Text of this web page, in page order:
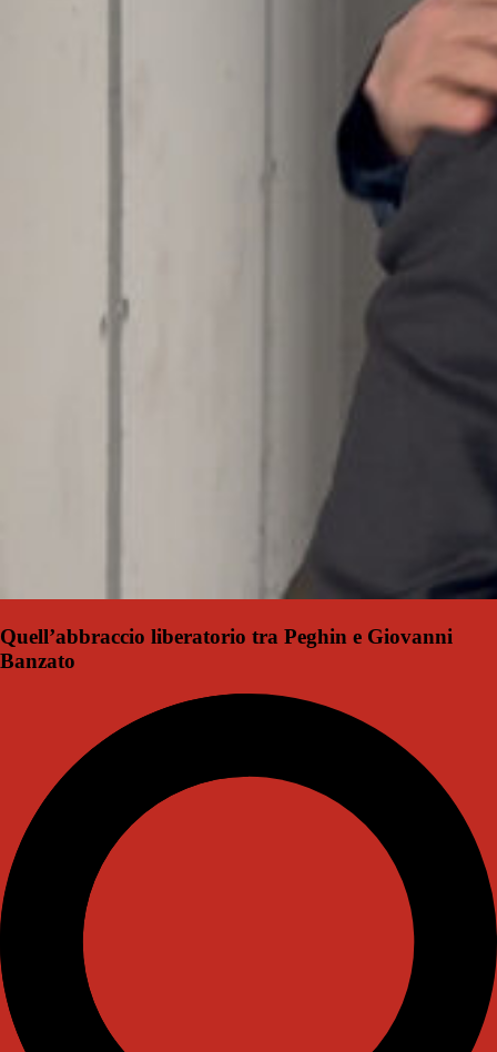
Quell’abbraccio liberatorio tra Peghin e Giovanni
Banzato